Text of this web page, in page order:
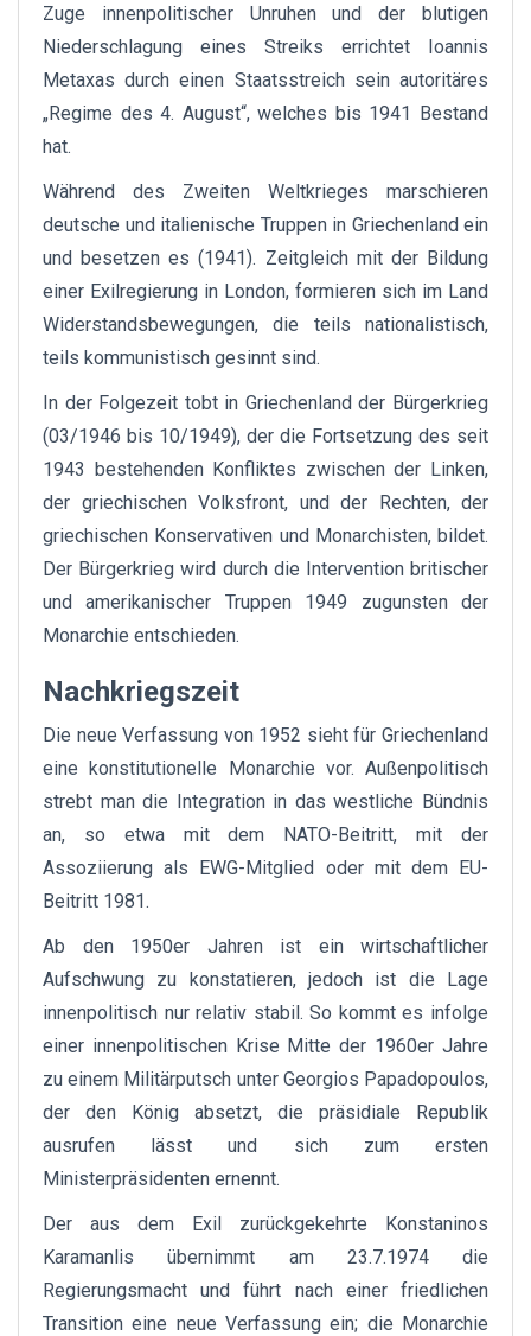
Zuge innenpolitischer Unruhen und der blutigen
Niederschlagung eines Streiks errichtet Ioannis
Metaxas durch einen Staatsstreich sein autoritäres
„Regime des 4. August“, welches bis 1941 Bestand
hat.
Während des Zweiten Weltkrieges marschieren
deutsche und italienische Truppen in Griechenland ein
und besetzen es (1941). Zeitgleich mit der Bildung
einer Exilregierung in London, formieren sich im Land
Widerstandsbewegungen, die teils nationalistisch,
teils kommunistisch gesinnt sind.
In der Folgezeit tobt in Griechenland der Bürgerkrieg
(03/1946 bis 10/1949), der die Fortsetzung des seit
1943 bestehenden Konfliktes zwischen der Linken,
der griechischen Volksfront, und der Rechten, der
griechischen Konservativen und Monarchisten, bildet.
Der Bürgerkrieg wird durch die Intervention britischer
und amerikanischer Truppen 1949 zugunsten der
Monarchie entschieden.
Nachkriegszeit
Die neue Verfassung von 1952 sieht für Griechenland
eine konstitutionelle Monarchie vor. Außenpolitisch
strebt man die Integration in das westliche Bündnis
an, so etwa mit dem NATO-Beitritt, mit der
Assoziierung als EWG-Mitglied oder mit dem EU-
Beitritt 1981.
Ab den 1950er Jahren ist ein wirtschaftlicher
Aufschwung zu konstatieren, jedoch ist die Lage
innenpolitisch nur relativ stabil. So kommt es infolge
einer innenpolitischen Krise Mitte der 1960er Jahre
zu einem Militärputsch unter Georgios Papadopoulos,
der den König absetzt, die präsidiale Republik
ausrufen lässt und sich zum ersten
Ministerpräsidenten ernennt.
Der aus dem Exil zurückgekehrte Konstaninos
Karamanlis übernimmt am 23.7.1974 die
Regierungsmacht und führt nach einer friedlichen
Transition eine neue Verfassung ein; die Monarchie